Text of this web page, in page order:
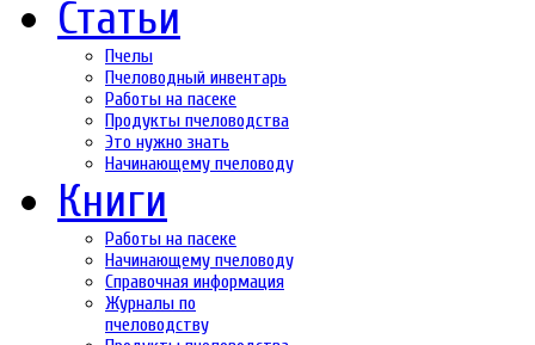
Статьи
Пчелы
Пчеловодный инвентарь
Работы на пасеке
Продукты пчеловодства
Это нужно знать
Начинающему пчеловоду
Книги
Работы на пасеке
Начинающему пчеловоду
Справочная информация
Журналы по
пчеловодству